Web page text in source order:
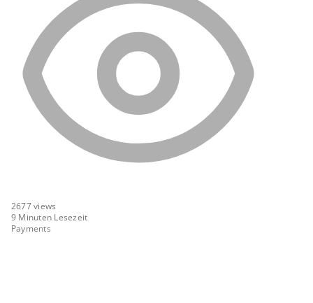
2677views
9 Minuten Lesezeit
Payments